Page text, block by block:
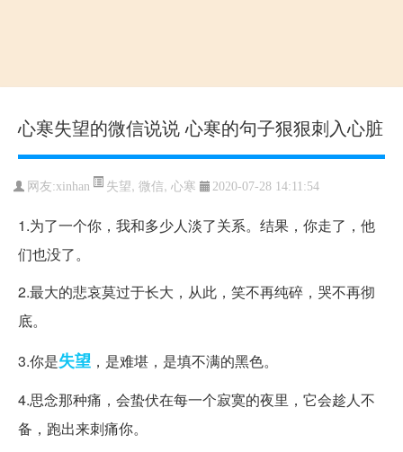
心寒失望的微信说说 心寒的句子狠狠刺入心脏
网友:xinhan 失望, 微信, 心寒 2020-07-28 14:11:54
1.为了一个你，我和多少人淡了关系。结果，你走了，他
们也没了。
2.最大的悲哀莫过于长大，从此，笑不再纯碎，哭不再彻
底。
3.你是失望 ，是难堪，是填不满的黑色。
4.思念那种痛，会蛰伏在每一个寂寞的夜里，它会趁人不
备，跑出来刺痛你。